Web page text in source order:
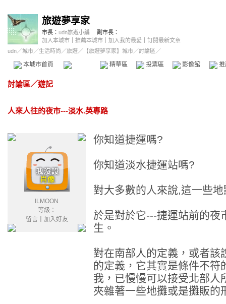
旅遊夢享家
市長： udn旅遊小編
副市長：
加入本城市
推薦本城市 加入我的最愛
訂閱最新文章
udn／城市／生活時尚 ／旅遊／ 【旅遊夢享家】城市／討論區／
本城市首頁 精華區 投票區 影像館
討論區／遊記
人來人往的夜市---淡水.英專路
ILMOON
等級：
留言｜ 加入好友
你知道捷運嗎?
你知道淡水捷運站嗎?
對大多數的人來說,這一些
於是對於它---捷運站前的夜
生。
對在南部人的定義，或者該
的定義，它其實是條件不符
我，已慢慢可以接受北部人
夾雜著一些地攤或是攤販的